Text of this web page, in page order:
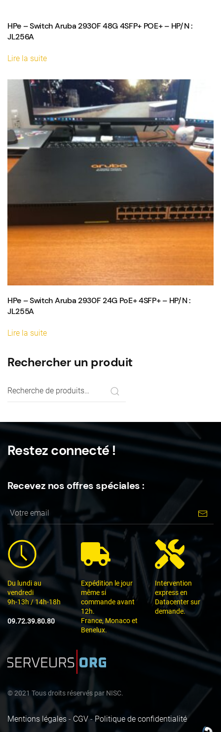
HPe – Switch Aruba 2930F 48G 4SFP+ POE+ – HP/N :
JL256A
Lire la suite
HPe – Switch Aruba 2930F 24G PoE+ 4SFP+ – HP/N :
JL255A
Lire la suite
Rechercher un produit
Recherche
Restez connecté !
Recevez nos offres spéciales :
Du lundi au
vendredi
9h-13h / 14h-18h
09.72.39.80.80
Expédition le jour
même si
commande avant
12h.
France, Monaco et
Benelux.
Intervention
express en
Datacenter sur
demande.
©2021 Tous droits réservés par NISC.
Mentions légales - CGV-Politique de confidentialité